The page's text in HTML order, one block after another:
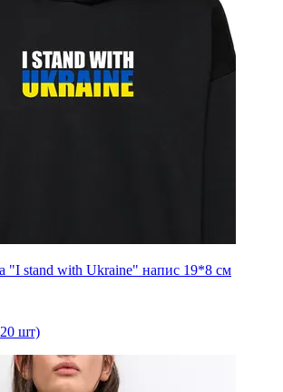
"I stand with Ukraine" напис 19*8 см
шт)